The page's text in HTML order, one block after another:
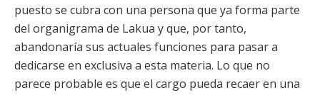
puesto se cubra con una persona que ya forma parte
del organigrama de Lakua y que, por tanto,
abandonaría sus actuales funciones para pasar a
dedicarse en exclusiva a esta materia. Lo que no
parece probable es que el cargo pueda recaer en una